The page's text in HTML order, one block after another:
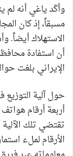
وأكّد ياغي أنه
مسبقاً، إذ كان
الاستهلاك أيضاً.
أن استفادة
الإيراني بلغت حوالى
حول آلية
أربعة أرقام
تقتضي تلك
الأرقام لملء